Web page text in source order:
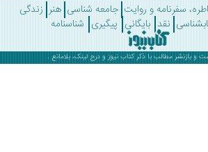
و روایت جامعه شناسی هنر زندگی
نقد بایگانی پیگیری شناسنامه
مطالب با ذکرکتاب نیوزو درج لینک، بلامانع .